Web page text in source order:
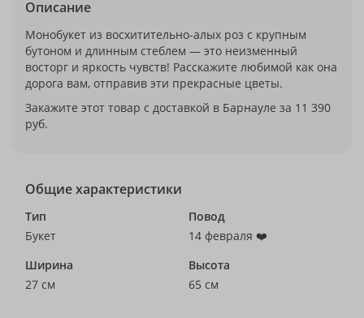
Описание
Монобукет из восхитительно-алых роз с крупным
бутоном и длинным стеблем — это неизменный
восторг и яркость чувств! Расскажите любимой как она
дорога вам, отправив эти прекрасные цветы.
Закажите этот товар с доставкой в Барнауле за 11 390
руб.
Общие характеристики
Тип
Букет
Повод
14 февраля ❤️
Ширина
27 см
Высота
65 см